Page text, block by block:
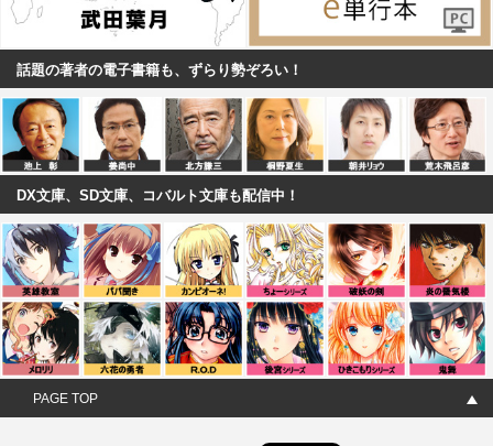
話題の著者の電子書籍も、ずらり勢ぞろい！
DX文庫、SD文庫、コバルト文庫も配信中！
PAGE TOP